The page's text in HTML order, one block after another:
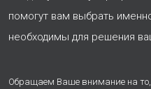
помогут вам выбрать
необходимы для решения
Обращаем Ваше внимание на то,